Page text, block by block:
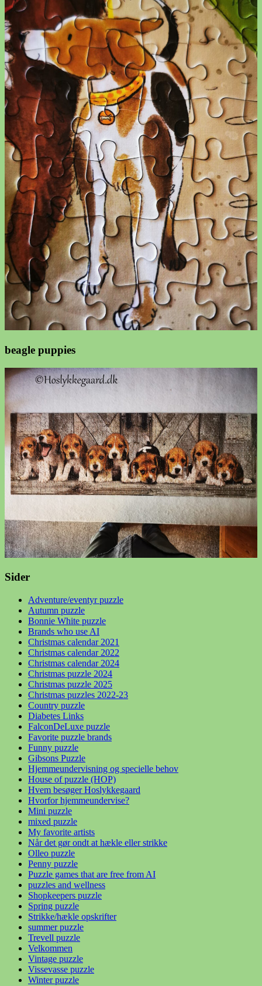
beagle puppies
Sider
Adventure/eventyr puzzle
Autumn puzzle
Bonnie White puzzle
Brands who use AI
Christmas calendar 2021
Christmas calendar 2022
Christmas calendar 2024
Christmas puzzle 2024
Christmas puzzle 2025
Christmas puzzles 2022-23
Country puzzle
Diabetes Links
FalconDeLuxe puzzle
Favorite puzzle brands
Funny puzzle
Gibsons Puzzle
Hjemmeundervisning og specielle behov
House of puzzle (HOP)
Hvem besøger Hoslykkegaard
Hvorfor hjemmeundervise?
Mini puzzle
mixed puzzle
My favorite artists
Når det gør ondt at hækle eller strikke
Olleo puzzle
Penny puzzle
Puzzle games that are free from AI
puzzles and wellness
Shopkeepers puzzle
Spring puzzle
Strikke/hækle opskrifter
summer puzzle
Trevell puzzle
Velkommen
Vintage puzzle
Vissevasse puzzle
Winter puzzle